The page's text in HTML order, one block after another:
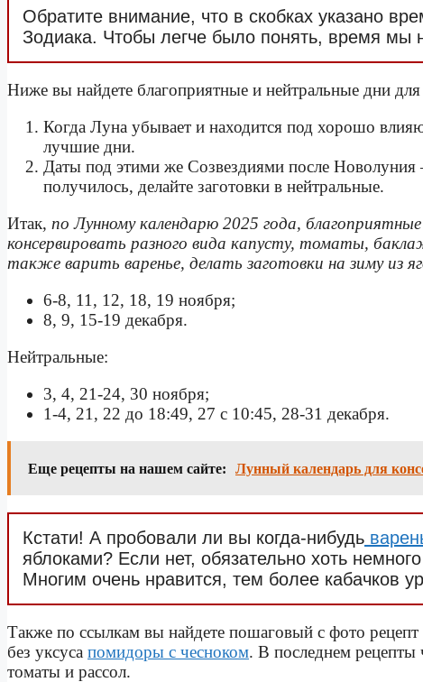
Обратите внимание, что в скобках указано
Зодиака. Чтобы легче было понять, время мы
Ниже вы найдете благоприятные и нейтральные дни
Когда Луна убывает и находится под хорошо
лучшие дни.
Даты под этими же Созвездиями после Новолуния
получилось, делайте заготовки в нейтральные.
Итак, по Лунному календарю 2025 года,
консервировать разного вида капусту, томаты,
также варить варенье, делать заготовки на зиму из
6-8, 11, 12, 18, 19 ноября;
8, 9, 15-19 декабря.
Нейтральные:
3, 4, 21-24, 30 ноября;
1-4, 21, 22 до 18:49, 27 с 10:45, 28-31 декабря.
Еще рецепты на нашем сайте: Лунный календарь для
Кстати! А пробовали ли вы когда-нибудь
яблоками? Если нет, обязательно хоть
Многим очень нравится, тем более кабачков
Также по ссылкам вы найдете пошаговый с фото рецепт
без уксуса помидоры с чесноком. В последнем рецепты
томаты и рассол.